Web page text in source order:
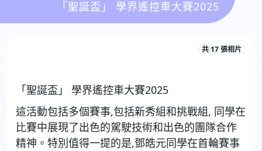
「聖誕盃」 學界遙控車大賽2025
共 17 張相片
「聖誕盃」 學界遙控車大賽2025
這活動包括多個賽事,包括新秀組和挑戰組, 同學在
比賽中展現了出色的駕駛技術和出色的團隊合作
精神。特別值得一提的是,鄧皓元同學在首輪賽事